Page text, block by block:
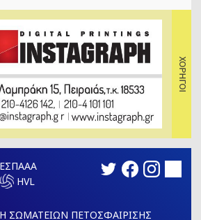
ΣΩΜΑΤΕΙΩΝ ΠΕΤΟΣΦΑΙΡΙΣΗΣ
ΕΣΠΑΑΑ
HVL